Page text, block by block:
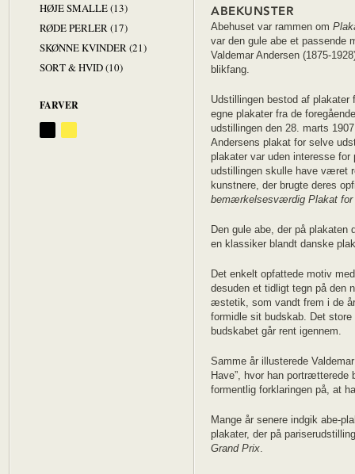
HØJE SMALLE (13)
RØDE PERLER (17)
SKØNNE KVINDER (21)
SORT & HVID (10)
FARVER
ABEKUNSTER
Abehuset var rammen om
var den gule abe et passende
Valdemar Andersen (1875-
blikfang.
Udstillingen bestod af
egne plakater fra de
udstillingen den 28. marts
Andersens plakat for selve
plakater var uden interesse
udstillingen skulle have været
kunstnere, der brugte deres
bemærkelsesværdig Plakat for
Den gule abe, der på plakaten
en klassiker blandt danske
Det enkelt opfattede motiv
desuden et tidligt tegn på den
æstetik, som vandt frem i de
formidle sit budskab. Det
budskabet går rent igennem.
Samme år illusterede
Have”, hvor han portrætterede
formentlig forklaringen på, at
Mange år senere indgik abe-
plakater, der på
Grand Prix.